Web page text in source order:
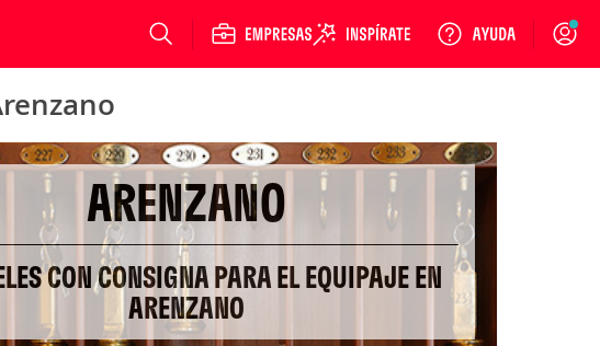
Login
ARENZANO
CON CONSIGNA PARA EL EQUIPAJE EN
ARENZANO